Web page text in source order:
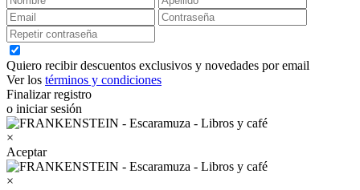
Quiero recibir descuentos exclusivos y novedades por email
Ver los términos y condiciones
Finalizar registro
o iniciar sesión
×
Aceptar
×